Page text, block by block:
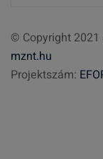
e
s
é
© Copyright 2021
mznt.hu
Projektszám: